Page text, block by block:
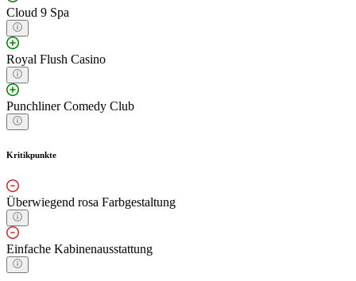
Cloud 9 Spa
Royal Flush Casino
Punchliner Comedy Club
Kritikpunkte
Überwiegend rosa Farbgestaltung
Einfache Kabinenausstattung